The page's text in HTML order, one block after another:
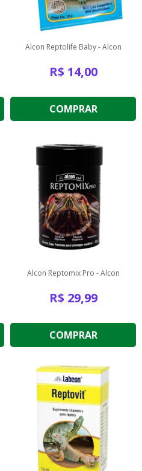
Alcon Reptolife Baby - Alcon
R$ 14,00
COMPRAR
Alcon Reptomix Pro - Alcon
R$ 29,99
COMPRAR